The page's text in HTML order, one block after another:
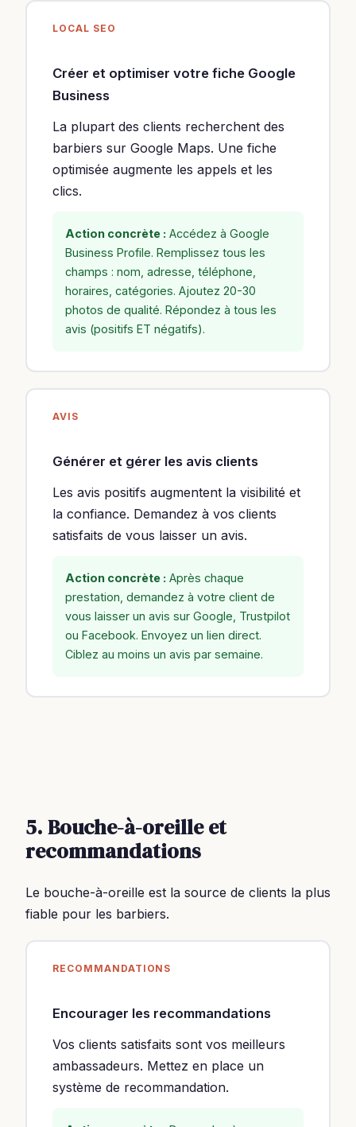
LOCAL SEO
Créer et optimiser votre fiche Google
Business
La plupart des clients recherchent des
barbiers sur Google Maps. Une fiche
optimisée augmente les appels et les
clics.
Action concrète : Accédez à Google
Business Profile. Remplissez tous les
champs : nom, adresse, téléphone,
horaires, catégories. Ajoutez 20-30
photos de qualité. Répondez à tous les
avis (positifs ET négatifs).
AVIS
Générer et gérer les avis clients
Les avis positifs augmentent la visibilité et
la confiance. Demandez à vos clients
satisfaits de vous laisser un avis.
Action concrète : Après chaque
prestation, demandez à votre client de
vous laisser un avis sur Google, Trustpilot
ou Facebook. Envoyez un lien direct.
Ciblez au moins un avis par semaine.
5. Bouche-à-oreille et
recommandations
Le bouche-à-oreille est la source de clients la plus
fiable pour les barbiers.
RECOMMANDATIONS
Encourager les recommandations
Vos clients satisfaits sont vos meilleurs
ambassadeurs. Mettez en place un
système de recommandation.